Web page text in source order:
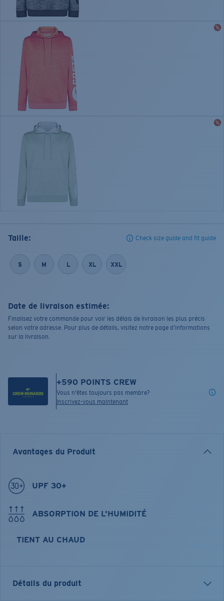
Taille: Check size guide and fit guide
S M L XL XXL
Date de livraison estimée:
Finalisez votre commande pour voir les délais de livraison les plus précis
selon votre adresse. Pour plus de détails, visitez notre page d’informations
sur la livraison.
+590 POINTS CREW
Vous n'êtes toujours pas membre?
Inscrivez-vous maintenant
Avantages du Produit
UPF 30+
ABSORPTION DE L'HUMIDITÉ
TIENT AU CHAUD
Détails du produit